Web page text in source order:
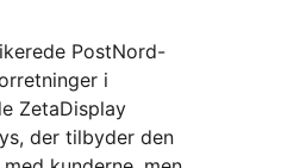
PostNord-
i
ZetaDisplay
der tilbyder den